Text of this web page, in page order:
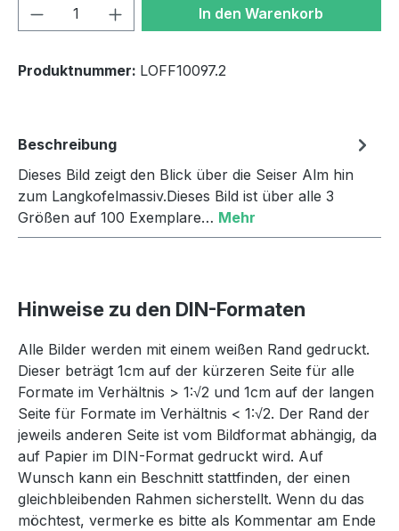
Produkt Anzahl: Gib denIn den Warenkorb
Produktnummer: LOFF10097.2
Beschreibung
Dieses Bild zeigt den Blick über die Seiser Alm hin
zum Langkofelmassiv.Dieses Bild ist über alle 3
Größen auf 100 Exemplare… Mehr
Hinweise zu den DIN-Formaten
Alle Bilder werden mit einem weißen Rand gedruckt.
Dieser beträgt 1cm auf der kürzeren Seite für alle
Formate im Verhältnis > 1:√2 und 1cm auf der langen
Seite für Formate im Verhältnis < 1:√2. Der Rand der
jeweils anderen Seite ist vom Bildformat abhängig, da
auf Papier im DIN-Format gedruckt wird. Auf
Wunsch kann ein Beschnitt stattfinden, der einen
gleichbleibenden Rahmen sicherstellt. Wenn du das
möchtest, vermerke es bitte als Kommentar am Ende